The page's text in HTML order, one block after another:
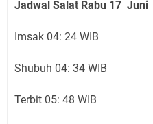
Jadwal Salat Rabu 17 Juni
Imsak 04: 24 WIB
Shubuh 04: 34 WIB
Terbit 05: 48 WIB